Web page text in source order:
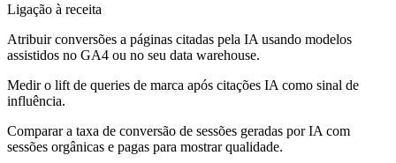
Ligação à receita
Atribuir conversões a páginas citadas pela IA usando modelos
assistidos no GA4 ou no seu data warehouse.
Medir o lift de queries de marca após citações IA como sinal de
influência.
Comparar a taxa de conversão de sessões geradas por IA com
sessões orgânicas e pagas para mostrar qualidade.